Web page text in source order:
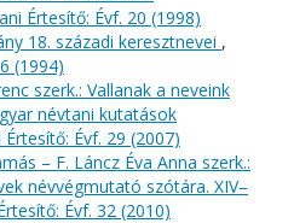
Értesítő: Évf. 20 (1998)
18. századi keresztnevei ,
(1994)
szerk.: Vallanak a neveink
névtani kutatások
Évf. 29 (2007)
– F. Láncz Éva Anna szerk.:
névvégmutató szótára. XIV–
Évf. 32 (2010)